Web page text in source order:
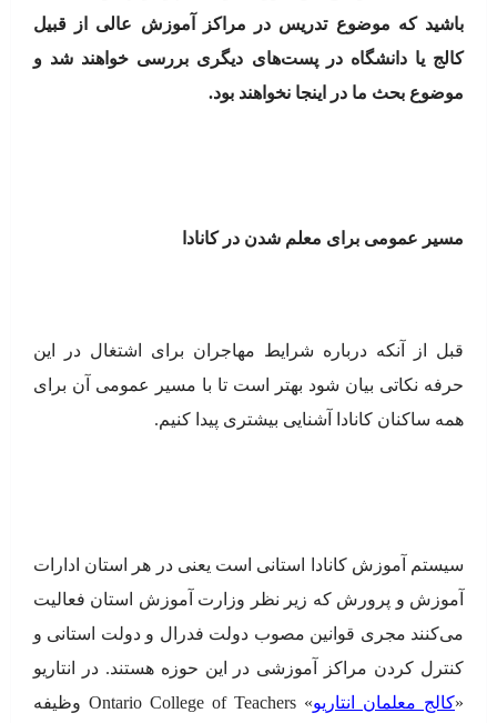
باشید که موضوع تدریس در مراکز آموزش عالی از قبیل
کالج یا دانشگاه در پست‌های دیگری بررسی خواهند شد و
موضوع بحث ما در اینجا نخواهند بود.
مسیر عمومی برای معلم شدن در کانادا
قبل از آنکه درباره شرایط مهاجران برای اشتغال در این
حرفه نکاتی بیان شود بهتر است تا با مسیر عمومی آن برای
همه ساکنان کانادا آشنایی بیشتری پیدا کنیم.
سیستم آموزش کانادا استانی است یعنی در هر استان ادارات
آموزش و پرورش که زیر نظر وزارت آموزش استان فعالیت
می‌کنند مجری قوانین مصوب دولت فدرال و دولت استانی و
کنترل کردن مراکز آموزشی در این حوزه هستند. در انتاریو
«کالج معلمان انتاریو
» Ontario College of Teachers وظیفه